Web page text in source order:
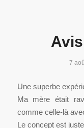
7
Une superbe
Ma mère était
comme celle-là
Le concept est